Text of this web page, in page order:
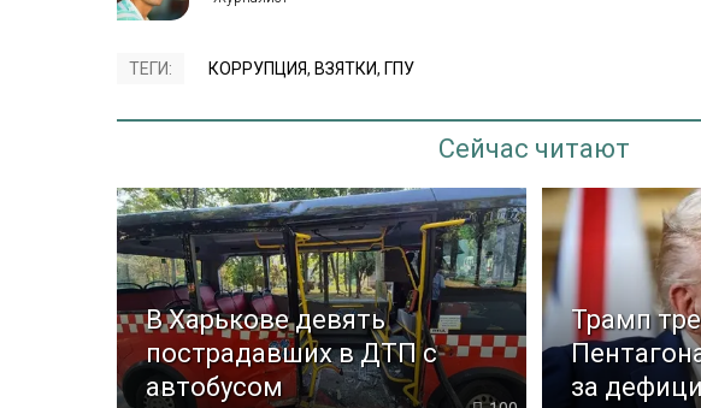
ТЕГИ: КОРРУПЦИЯ, ВЗЯТКИ, ГПУ
Сейчас читают
В Харькове девять
пострадавших в ДТП с
автобусом
Трамп
за